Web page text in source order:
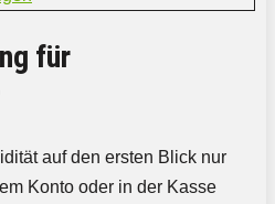
für
auf den ersten Blick nur
Konto oder in der Kasse